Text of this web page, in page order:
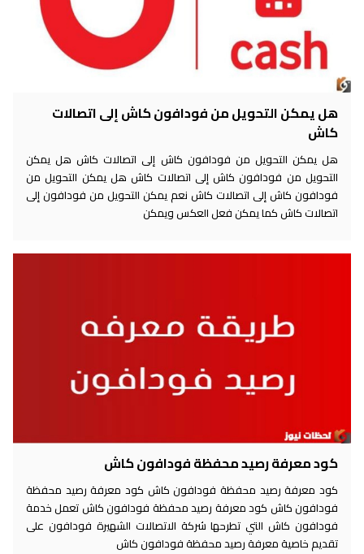
هل يمكن التحويل من فودافون كاش إلى اتصالات
كاش
هل يمكن التحويل من فودافون كاش إلى اتصالات كاش هل يمكن
التحويل من فودافون كاش إلى اتصالات كاش هل يمكن التحويل من
فودافون كاش إلى اتصالات كاش نعم يمكن التحويل من فودافون إلى
اتصالات كاش كما يمكن فعل العكس ويمكن
كود معرفة رصيد محفظة فودافون كاش
كود معرفة رصيد محفظة فودافون كاش كود معرفة رصيد محفظة
فودافون كاش كود معرفة رصيد محفظة فودافون كاش تعمل خدمة
فودافون كاش التي تطرحها شركة الاتصالات الشهيرة فودافون على
تقديم خاصية معرفة رصيد محفظة فودافون كاش